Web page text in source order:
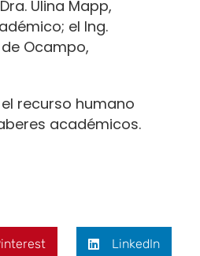
Ulina Mapp,
el Ing.
Ocampo,
recurso humano
académicos.
LinkedIn